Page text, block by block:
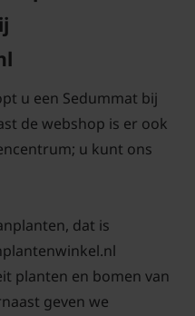
grof grind*
te raden om een
15-20 centimeter
laag grof grind*.Voor
tussen de
u een Sedummat bij
de webshop is er ook
u kunt ons
dat is
planten en bomen van
geven we